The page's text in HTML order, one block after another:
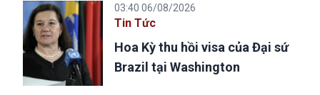
03:40 06/08/2026
Tin Tức
Hoa Kỳ thu hồi visa của Đại sứ
Brazil tại Washington